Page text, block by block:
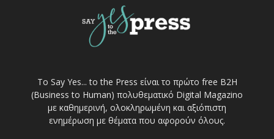
Το Say Yes... to the Press είναι το πρώτο free Β2Η
(Business to Human) πολυθεματικό Digital Magazino
με καθημερινή, ολοκληρωμένη και αξιόπιστη
ενημέρωση με θέματα που αφορούν όλους.